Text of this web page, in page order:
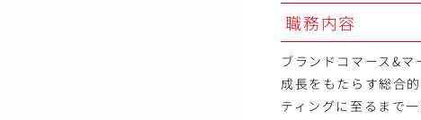
職務内容
ブランドコマース&
成長をもたらす総合
ティングに至るまで